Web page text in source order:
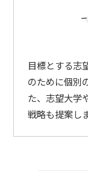
目標とする志
のために個別
た、志望大学
戦略も提案し